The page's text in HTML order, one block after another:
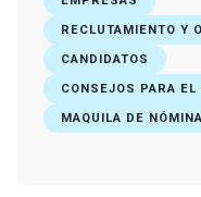
RECLUTAMIENTO Y
CANDIDATOS
CONSEJOS PARA
MAQUILA DE NÓMINA